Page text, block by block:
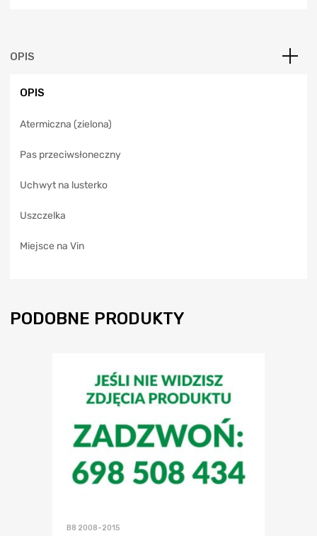
a
OPIS
OPIS
Atermiczna (zielona)
Pas przeciwsłoneczny
Uchwyt na lusterko
Uszczelka
Miejsce na Vin
PODOBNE PRODUKTY
B8 2008-2015